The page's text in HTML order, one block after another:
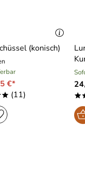
(konisch)
€*
(11)